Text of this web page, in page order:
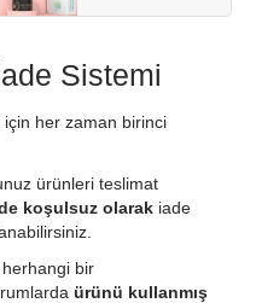
Sistemi
her zaman birinci
ürünleri teslimat
koşulsuz olarak iade
herhangi bir
ürünü kullanmış